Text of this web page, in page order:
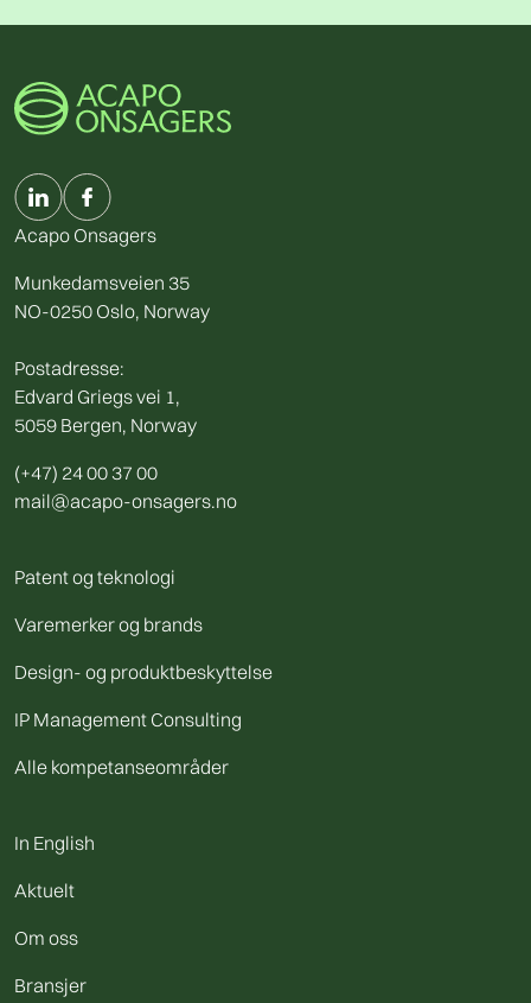
Acapo Onsagers
Munkedamsveien 35
NO-0250 Oslo, Norway
Postadresse:
Edvard Griegs vei 1,
5059 Bergen, Norway
(+47) 24 00 37 00
mail@acapo-onsagers.no
Patent og teknologi
Varemerker og brands
Design- og produktbeskyttelse
IP Management Consulting
Alle kompetanseområder
In English
Aktuelt
Om oss
Bransjer